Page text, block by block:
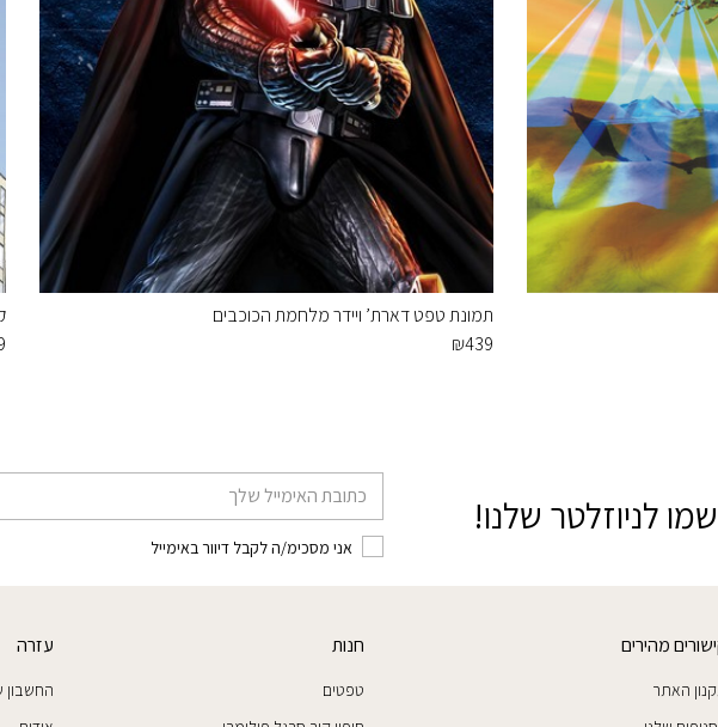
תמונת טפט דארת’ ויידר מלחמת הכוכבים
₪439
לניוזלטר שלנו!
אני מסכימ/ה לקבל דיוור באימייל
מהירים
האתר
חנות
טפטים
עזרה
החשבון